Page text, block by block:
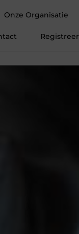
Onze Organisatie
Registreer